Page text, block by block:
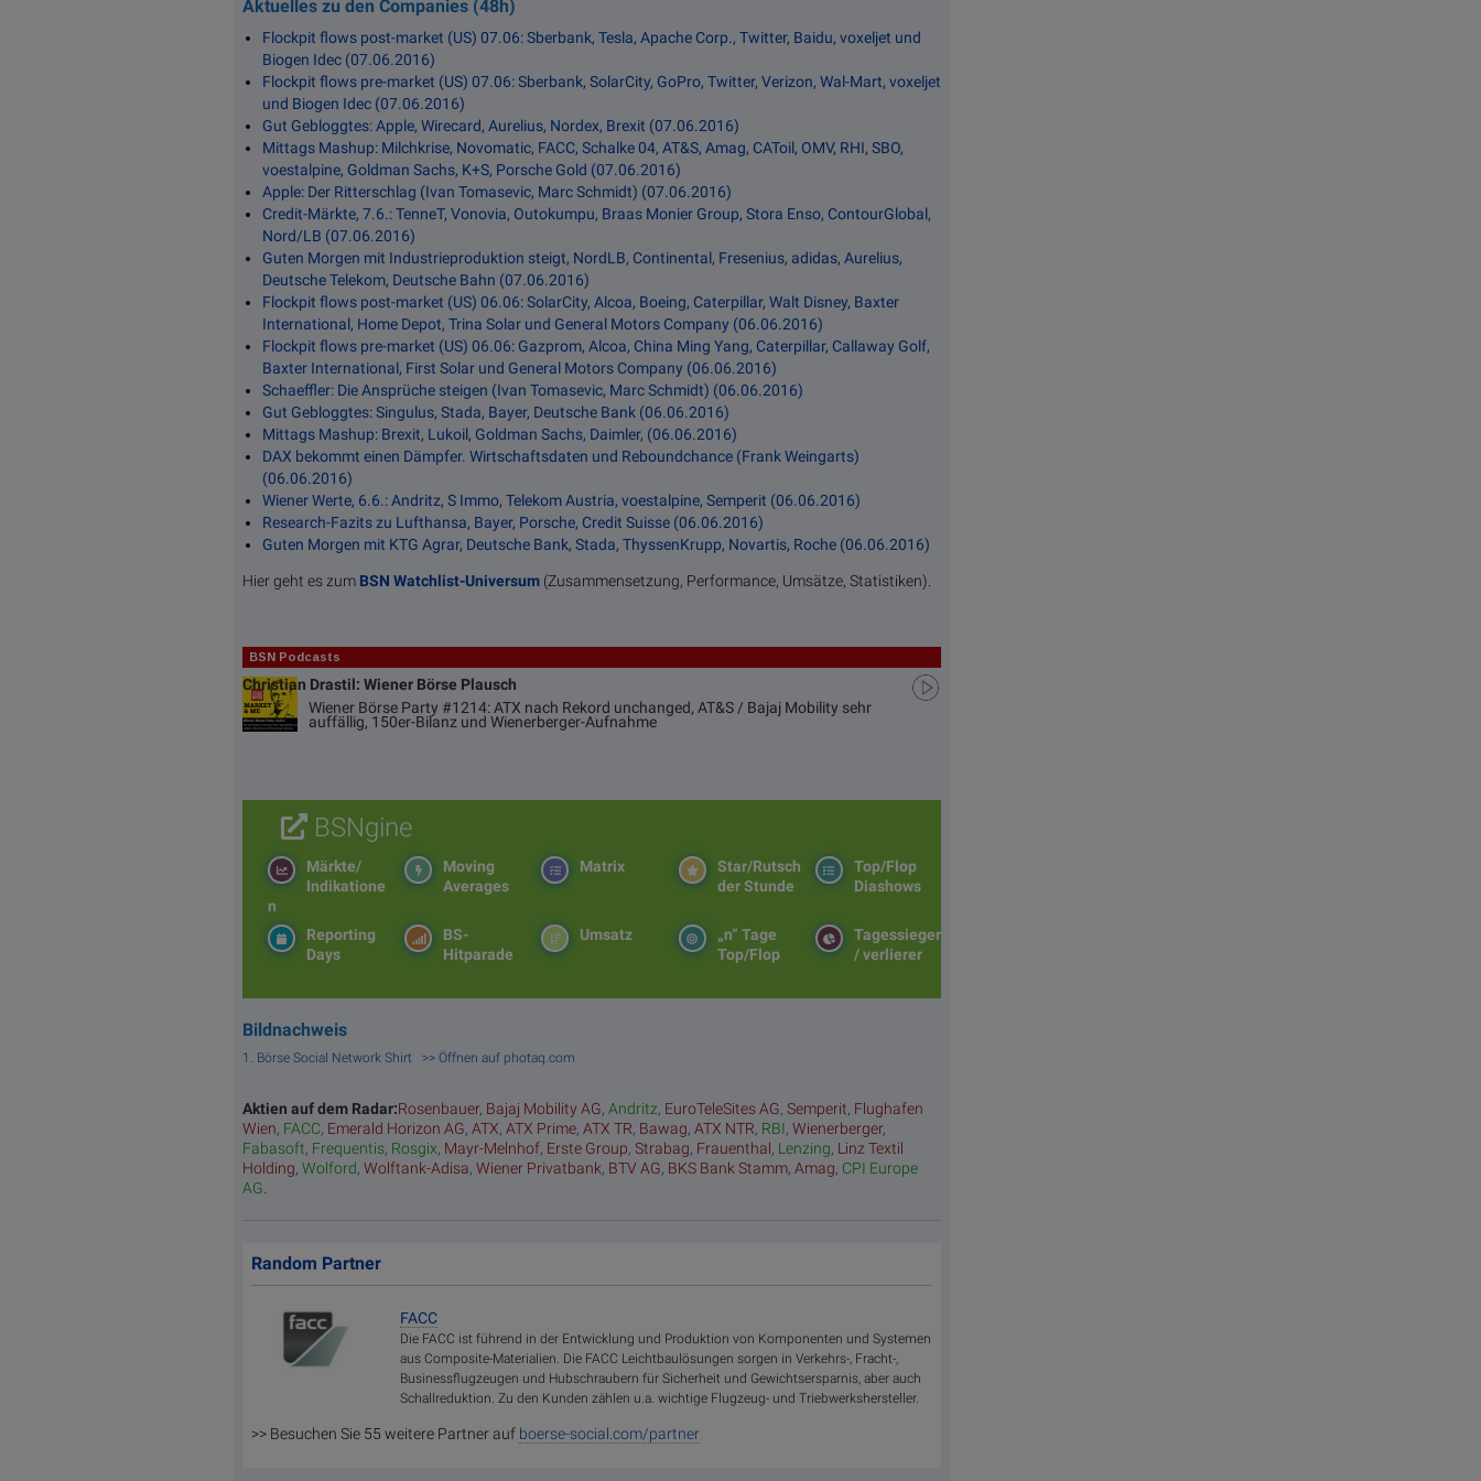
Aktuelles zu den Companies (48h)
Flockpit flows post-market (US) 07.06: Sberbank, Tesla, Apache Corp., Twitter, Baidu, voxeljet und
Biogen Idec (07.06.2016)
Flockpit flows pre-market (US) 07.06: Sberbank, SolarCity, GoPro, Twitter, Verizon, Wal-Mart, voxeljet
und Biogen Idec (07.06.2016)
Gut Gebloggtes: Apple, Wirecard, Aurelius, Nordex, Brexit (07.06.2016)
Mittags Mashup: Milchkrise, Novomatic, FACC, Schalke 04, AT&S, Amag, CAToil, OMV, RHI, SBO,
voestalpine, Goldman Sachs, K+S, Porsche Gold (07.06.2016)
Apple: Der Ritterschlag (Ivan Tomasevic, Marc Schmidt) (07.06.2016)
Credit-Märkte, 7.6.: TenneT, Vonovia, Outokumpu, Braas Monier Group, Stora Enso, ContourGlobal,
Nord/LB (07.06.2016)
Guten Morgen mit Industrieproduktion steigt, NordLB, Continental, Fresenius, adidas, Aurelius,
Deutsche Telekom, Deutsche Bahn (07.06.2016)
Flockpit flows post-market (US) 06.06: SolarCity, Alcoa, Boeing, Caterpillar, Walt Disney, Baxter
International, Home Depot, Trina Solar und General Motors Company (06.06.2016)
Flockpit flows pre-market (US) 06.06: Gazprom, Alcoa, China Ming Yang, Caterpillar, Callaway Golf,
Baxter International, First Solar und General Motors Company (06.06.2016)
Schaeffler: Die Ansprüche steigen (Ivan Tomasevic, Marc Schmidt) (06.06.2016)
Gut Gebloggtes: Singulus, Stada, Bayer, Deutsche Bank (06.06.2016)
Mittags Mashup: Brexit, Lukoil, Goldman Sachs, Daimler, (06.06.2016)
DAX bekommt einen Dämpfer. Wirtschaftsdaten und Reboundchance (Frank Weingarts)
(06.06.2016)
Wiener Werte, 6.6.: Andritz, S Immo, Telekom Austria, voestalpine, Semperit (06.06.2016)
Research-Fazits zu Lufthansa, Bayer, Porsche, Credit Suisse (06.06.2016)
Guten Morgen mit KTG Agrar, Deutsche Bank, Stada, ThyssenKrupp, Novartis, Roche (06.06.2016)
Hier geht es zum BSN Watchlist-Universum(Zusammensetzung, Performance, Umsätze, Statistiken).
BSN Podcasts
Christian Drastil: Wiener Börse Plausch
Wiener Börse Party #1214: ATX nach Rekord unchanged, AT&S / Bajaj Mobility sehr
auffällig, 150er-Bilanz und Wienerberger-Aufnahme
BSNgine
Top/Flop
Diashows
Star/Rutsch
der Stunde
Matrix
Moving
Averages
Märkte/
Indikatione
n
Tagessieger
/ verlierer
„n“ Tage
Top/Flop
Umsatz
BS-
Hitparade
Reporting
Days
Bildnachweis
1. Börse Social Network Shirt >> Öffnen auf photaq.com
Aktien auf dem Radar:Rosenbauer, Bajaj Mobility AG, Andritz, EuroTeleSites AG, Semperit, Flughafen
Wien, FACC, Emerald Horizon AG, ATX, ATX Prime, ATX TR, Bawag, ATX NTR, RBI, Wienerberger,
Fabasoft, Frequentis, Rosgix, Mayr-Melnhof, Erste Group, Strabag, Frauenthal, Lenzing, Linz Textil
Holding, Wolford, Wolftank-Adisa, Wiener Privatbank, BTV AG, BKS Bank Stamm, Amag, CPI Europe
AG
Random Partner
FACC
Die FACC ist führend in der Entwicklung und Produktion von Komponenten und Systemen
aus Composite-Materialien. Die FACC Leichtbaulösungen sorgen in Verkehrs-, Fracht-,
Businessflugzeugen und Hubschraubern für Sicherheit und Gewichtsersparnis, aber auch
Schallreduktion. Zu den Kunden zählen u.a. wichtige Flugzeug- und Triebwerkshersteller.
>> Besuchen Sie 55 weitere Partner auf boerse-social.com/partner